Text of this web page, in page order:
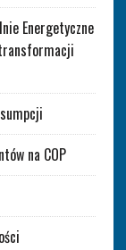
Energetyczne
na COP